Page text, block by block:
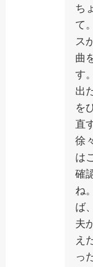
ち
て
ス
曲
す
出
を
直
徐
は
確
ね
ば
夫
え
っ